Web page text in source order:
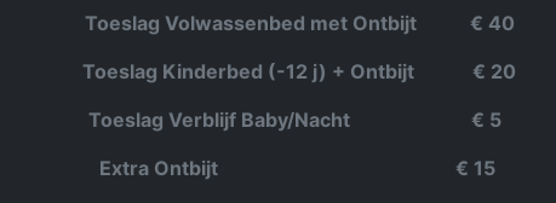
Toeslag Volwassenbed met Ontbijt € 40
Toeslag Kinderbed (-12 j) + Ontbijt € 20
Toeslag Verblijf Baby/Nacht € 5
Extra Ontbijt € 15